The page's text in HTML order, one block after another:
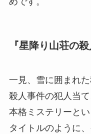
『星降り山荘の
一見、雪に囲まれ
殺人事件の犯人当
本格ミステリーと
タイトルのように